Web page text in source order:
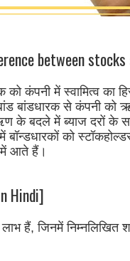
between stocks
कंपनी में स्वामित्व का
बांडधारक से कंपनी को
के बदले में ब्याज दरों के
को
में आते हैं।
Hindi]
हैं, जिनमें निम्नलिखित